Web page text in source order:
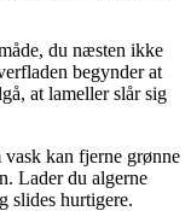
du næsten ikke
begynder at
at lameller slår sig
vask kan fjerne grønne
Lader du algerne
slides hurtigere.